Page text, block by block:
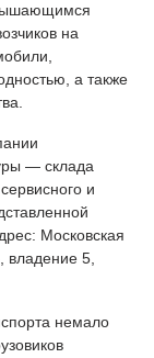
на
а также
— склада
и
Московская
владение 5,
немало